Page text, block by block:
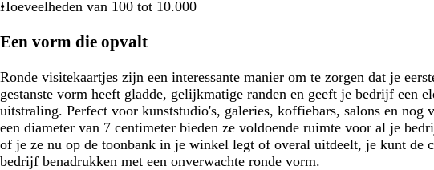
Hoeveelheden van 100 tot 10.000
Een vorm die opvalt
Ronde visitekaartjes zijn een interessante manier om te zorgen dat je
gestanste vorm heeft gladde, gelijkmatige randen en geeft je bedrijf een
uitstraling. Perfect voor kunststudio's, galeries, koffiebars, salons en nog
een diameter van 7 centimeter bieden ze voldoende ruimte voor al je
of je ze nu op de toonbank in je winkel legt of overal uitdeelt, je kunt de
bedrijf benadrukken met een onverwachte ronde vorm.